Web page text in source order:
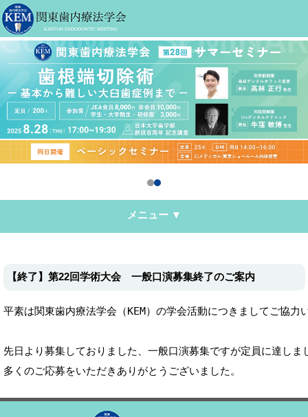
メニュー ▼
【終了】第22回学術大会 一般口演募集終了のご案内
平素は関東歯内療法学会（KEM）の学会活動につきましてご協力
先日より募集しておりました、一般口演募集ですが定員に達し
多くのご応募をいただきありがとうございました。